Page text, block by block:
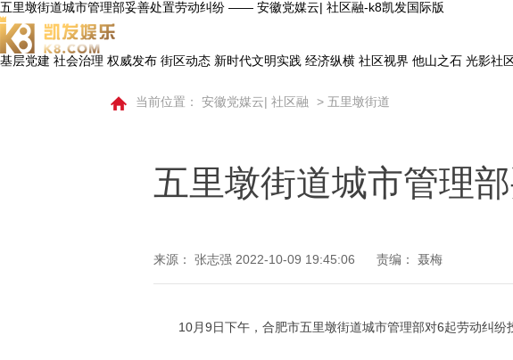
五里墩街道城市管理部妥善处置劳动纠纷 —— 安徽党媒云| 社区融-k8凯发国际版
基层党建 社会治理 权威发布 街区动态 新时代文明实践 经济纵横 社区视界 他山之石 光影社
当前位置： 安徽党媒云| 社区融 > 五里墩街道
五里墩街道城市管理
来源： 张志强 2022-10-09 19:45:06 责编： 聂梅
10月9日下午，合肥市五里墩街道城市管理部对6起劳动纠纷